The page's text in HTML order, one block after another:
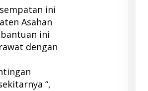
ini
Asahan
ini
dengan
“,